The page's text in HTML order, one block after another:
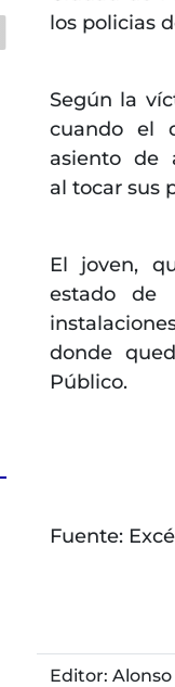
los policias
Según la
cuando el
asiento de
al tocar sus
El joven,
estado de
donde
Público.
Fuente:
Editor: